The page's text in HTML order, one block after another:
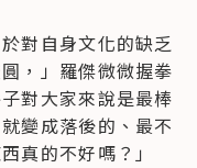
對自身文化的缺乏
，」羅傑微微握拳
對大家來說是最棒
變成落後的、最不
真的不好嗎？」